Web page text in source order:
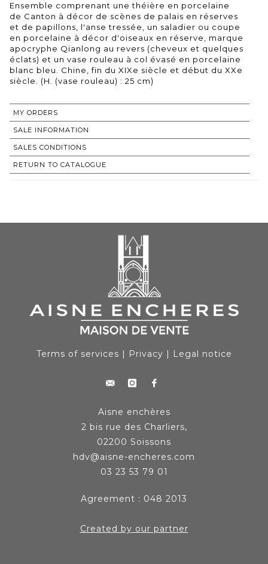
Ensemble comprenant une théière en porcelaine
de Canton à décor de scènes de palais en réserves
et de papillons, l'anse tressée, un saladier ou coupe
en porcelaine à décor d'oiseaux en réserve, marque
apocryphe Qianlong au revers (cheveux et quelques
éclats) et un vase rouleau à col évasé en porcelaine
blanc bleu. Chine, fin du XIXe siècle et début du XXe
siècle. (H. (vase rouleau) : 25 cm)
MY ORDERS
SALE INFORMATION
SALES CONDITIONS
RETURN TO CATALOGUE
Terms of services | Privacy | Legal notice
Aisne enchères
2 bis rue des Charliers,
02200 Soissons
hdv@aisne-encheres.com
03 23 53 79 01
Agreement : 048 2013
Created by our partner